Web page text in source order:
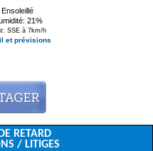
Ensoleillé
21%
SSE à 7km/h
et prévisions
RETARD
/ LITIGES